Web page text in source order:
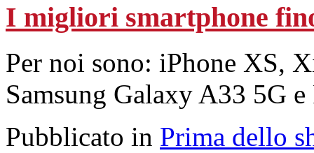
I migliori smartphone
Per noi sono: iPhone XS,
Samsung Galaxy A33 5G
Pubblicato in Prima dello